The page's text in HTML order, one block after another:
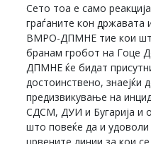
Сето тоа е само
граѓаните кон државата
ВМРО-ДПМНЕ тие кои
бранам гробот на Гоце
ДПМНЕ ќе бидат
достоинствено, знаејќи
предизвикување на
СДСМ, ДУИ и Бугарија и
што повеќе да и удоволи
црвените линии за кои